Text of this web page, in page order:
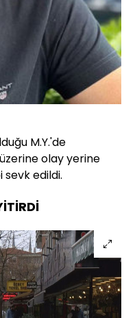
M.Y.'de
olay yerine
sevk edildi.